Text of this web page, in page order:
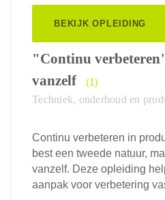
BEKIJK OPLEIDING
"Continu
vanzelf
(1)
Techniek, onderhoud en
Continu verbeteren in
best een tweede natuur,
vanzelf. Deze opleiding
aanpak voor verbetering